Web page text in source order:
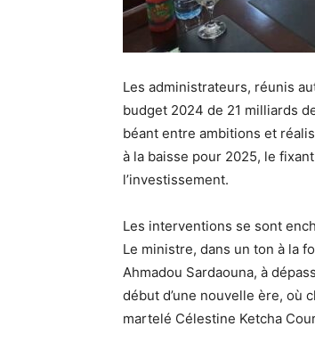
Les administrateurs, réunis
budget 2024 de 21 milliards
béant entre ambitions et
à la baisse pour 2025, le
l’investissement.
Les interventions se sont
Le ministre, dans un ton à la
Ahmadou Sardaouna, à
début d’une nouvelle ère, où
martelé Célestine Ketcha